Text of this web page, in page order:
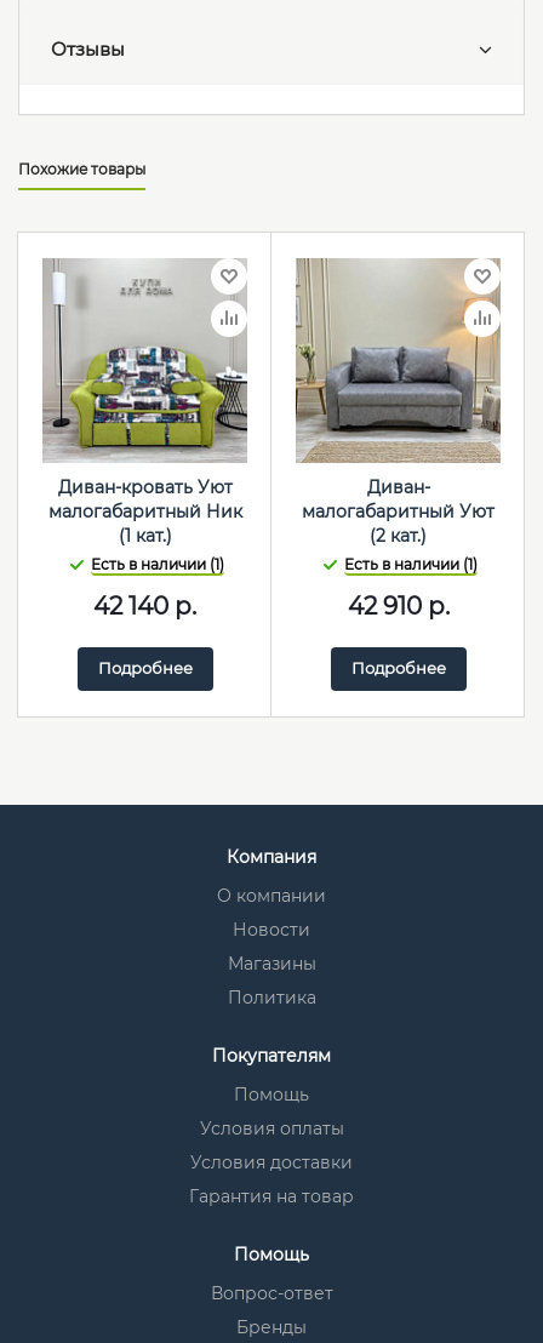
Отзывы
Похожие товары
Диван-кровать Уют
малогабаритный Ник
(1 кат.)
Есть в наличии (1)
42 140 р.
Подробнее
Диван-
малогабаритный Уют
(2 кат.)
Есть в наличии (1)
42 910р.
Подробнее
Компания
О компании
Новости
Магазины
Политика
Покупателям
Помощь
Условия оплаты
Условия доставки
Гарантия на товар
Помощь
Вопрос-ответ
Бренды